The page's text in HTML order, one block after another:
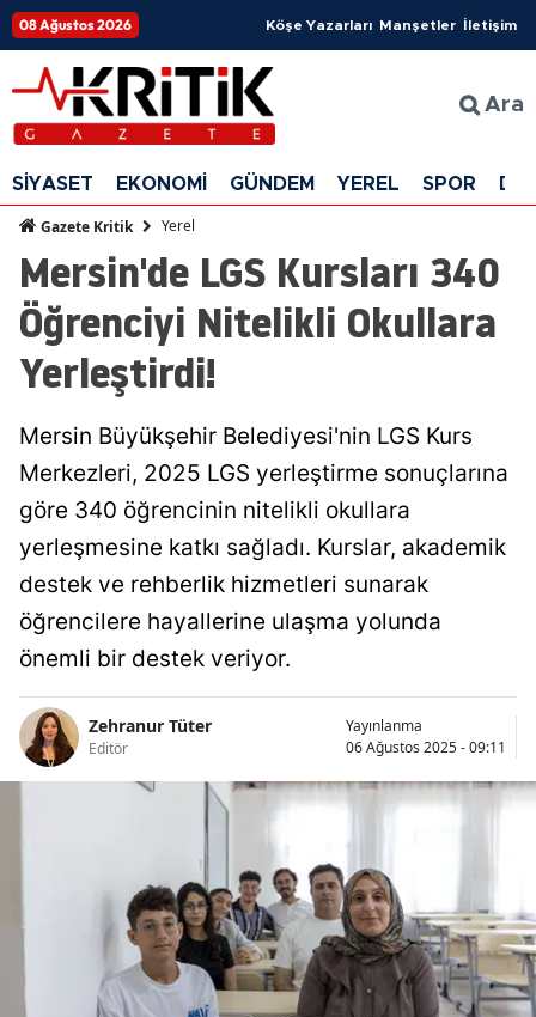
08 Ağustos 2026 Köşe Yazarları Manşetler İletişim
Ara
SİYASET EKONOMİ GÜNDEM YEREL SPOR
Gazete Kritik Yerel
Mersin'de LGS Kursları 340
Öğrenciyi Nitelikli Okullara
Yerleştirdi!
Mersin Büyükşehir Belediyesi'nin LGS Kurs
Merkezleri, 2025 LGS yerleştirme sonuçlarına
göre 340 öğrencinin nitelikli okullara
yerleşmesine katkı sağladı. Kurslar, akademik
destek ve rehberlik hizmetleri sunarak
öğrencilere hayallerine ulaşma yolunda
önemli bir destek veriyor.
Zehranur Tüter
Editör
Yayınlanma
06 Ağustos 2025 - 09:11